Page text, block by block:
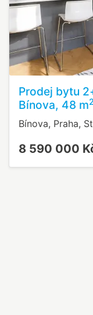
Prodej bytu
Bínova, 48 m2
Bínova, Praha,
8 590 000